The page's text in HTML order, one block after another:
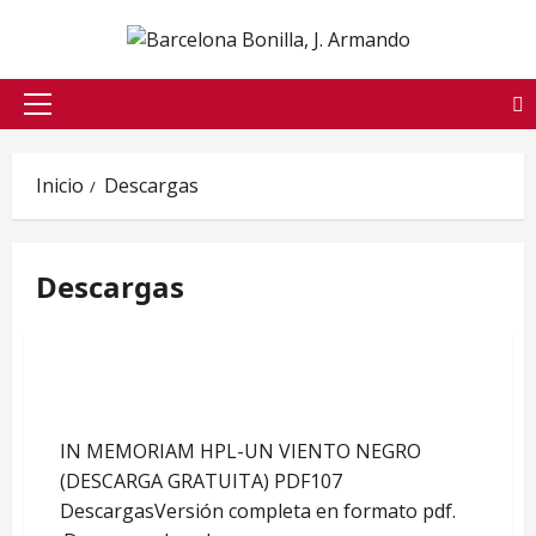
contenido
Menú
Inicio Descargas
Descargas
IN MEMORIAM HPL-UN VIENTO NEGRO
(DESCARGA GRATUITA) PDF107
DescargasVersión completa en formato pdf.